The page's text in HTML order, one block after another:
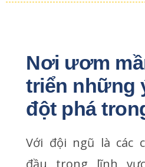
Nơi ươm
triển những
đột phá
Với đội ngũ là các